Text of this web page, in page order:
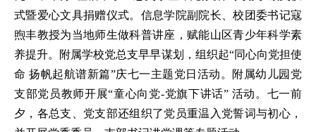
式暨爱心文具捐赠仪式。信息学院副院长、校团委书记寇
煦丰教授为当地师生做科普讲座，赋能山区青少年科学素
养提升。附属学校党总支早早谋划，组织起“同心向党担使
命 扬帆起航谱新篇”庆七一主题党日活动。附属幼儿园党
支部党员教师开展“童心向党-党旗下讲话” 活动。七一前
夕，各总支、党支部还组织了党员重温入党誓词与初心，